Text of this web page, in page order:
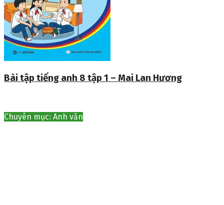
Bài tập tiếng anh 8 tập 1 – Mai Lan Hương
Chuyên mục: Anh văn